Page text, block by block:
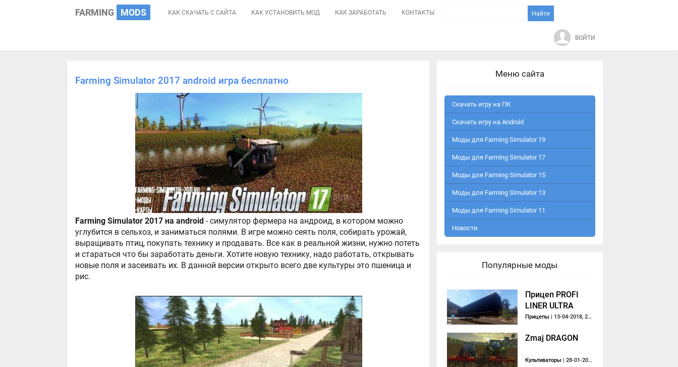
FARMING MODS КАК СКАЧАТЬ С САЙТА КАК УСТАНОВИТЬ МОД КАК ЗАРАБОТАТЬ КОНТАКТЫ
ВОЙТИ
Farming Simulator 2017 android игра бесплатно
Farming Simulator 2017 на android- симулятор фермера на андроид, в котором можно
углубится в сельхоз, и заниматься полями. В игре можно сеять поля, собирать урожай,
выращивать птиц, покупать технику и продавать. Все как в реальной жизни, нужно потеть
и стараться что бы заработать деньги. Хотите новую технику, надо работать, открывать
новые поля и засеивать их. В данной версии открыто всего две культуры это пшеница и
рис.
Меню сайта
Скачать игру на ПК
Скачать игру на Android
Моды для Farming Simulator 19
Моды для Farming Simulator 17
Моды для Farming Simulator 15
Моды для Farming Simulator 13
Моды для Farming Simulator 11
Новости
Популярные моды
Прицеп PROFI
LINER ULTRA
(v1.0
Прицепы | 13-04-2018, 20:23
Zmaj DRAGON
Культиваторы | 28-01-2017, 09:11